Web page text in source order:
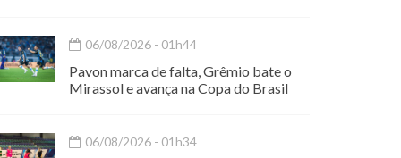
06/08/2026 - 01h44
Pavon marca de falta, Grêmio bate o
Mirassol e avança na Copa do Brasil
06/08/2026 - 01h34